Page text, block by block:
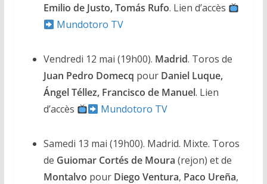
Emilio de Justo, Tomás Rufo. Lien d’accès
Mundotoro TV
Vendredi 12 mai (19h00). Madrid. Toros de
Juan Pedro Domecq pour Daniel Luque,
Ángel Téllez, Francisco de Manuel. Lien
d’accès
Mundotoro TV
Samedi 13 mai (19h00). Madrid. Mixte. Toros
de Guiomar Cortés de Moura (rejon) et de
Montalvo pour Diego Ventura, Paco Ureña,